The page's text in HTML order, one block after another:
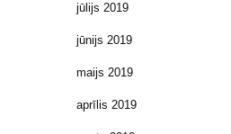
jūlijs 2019
jūnijs 2019
maijs 2019
aprīlis 2019